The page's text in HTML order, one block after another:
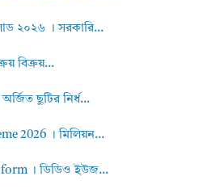
২০২৬ । সরকারি...
বিক্রয়...
ছুটির নির্ধ...
2026 । মিলিয়ন...
। ডিডিও ইউজ...